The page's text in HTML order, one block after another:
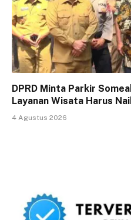
DPRD Minta Parkir
Layanan Wisata Harus
4 Agustus 2026